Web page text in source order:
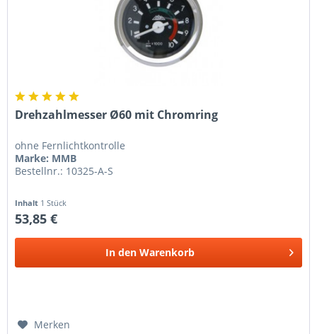
Drehzahlmesser Ø60 mit Chromring
ohne Fernlichtkontrolle
Marke: MMB
Bestellnr.: 10325-A-S
Inhalt 1 Stück
53,85 €
In den Warenkorb
Merken